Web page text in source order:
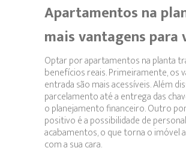
Apartamentos na
mais vantagens para
Optar por apartamentos na planta
benefícios reais. Primeiramente, os
entrada são mais acessíveis. Além
parcelamento até a entrega das
o planejamento financeiro. Outro
positivo é a possibilidade de
acabamentos, o que torna o imóvel
com a sua cara.